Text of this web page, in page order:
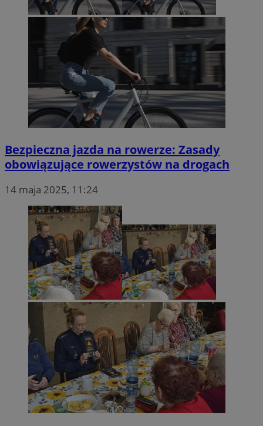
Bezpieczna jazda na rowerze: Zasady
obowiązujące rowerzystów na drogach
14 maja 2025, 11:24